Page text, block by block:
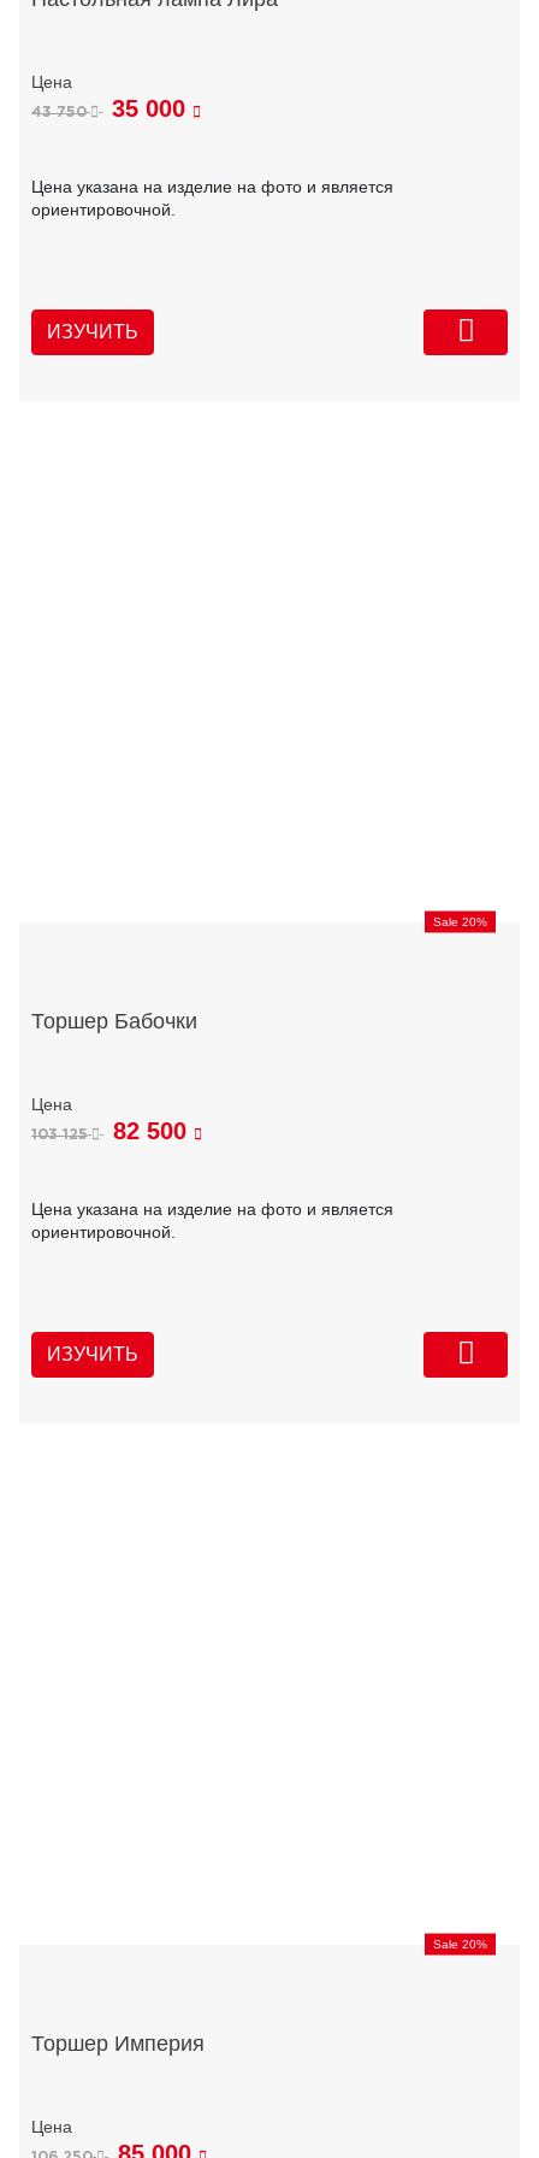
43 750 35 000
Цена указана на изделие на фото и является
ориентировочной.
ИЗУЧИТЬ
Sale 20%
Торшер Бабочки
103 125 82 500
Цена указана на изделие на фото и является
ориентировочной.
ИЗУЧИТЬ
Sale 20%
Торшер Империя